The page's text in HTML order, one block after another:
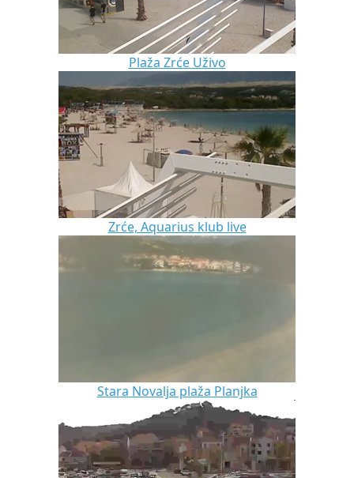
Plaža Zrće Uživo
Zrće, Aquarius klub live
Stara Novalja plaža Planjka